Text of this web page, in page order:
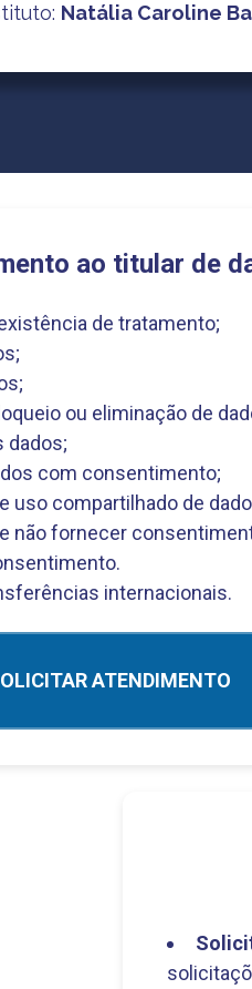
Natália Caroline
ao titular de
de tratamento;
ou eliminação de
dados;
com consentimento;
uso compartilhado de
não fornecer
internacionais.
ATENDIMENTO